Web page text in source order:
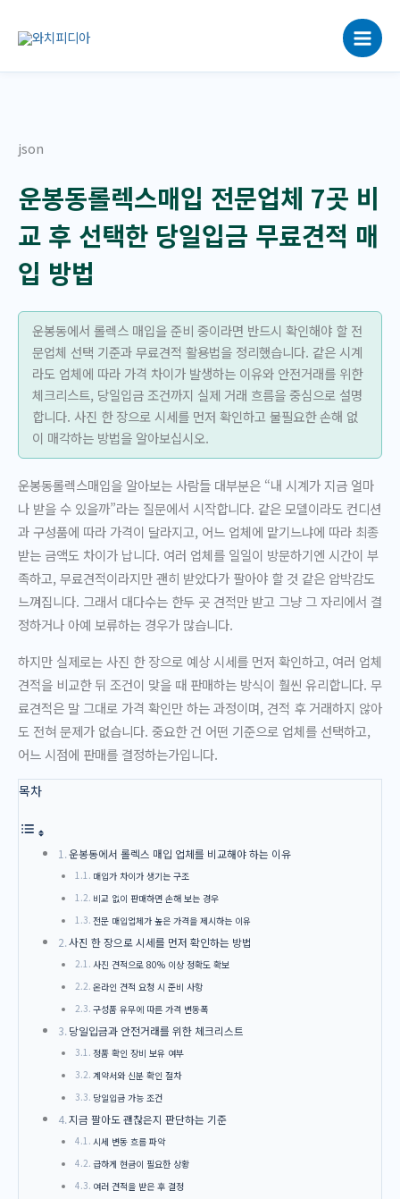
로
json
운봉동롤렉스매입 전문업체 7곳 비
교 후 선택한 당일입금 무료견적 매
입 방법
운봉동에서 롤렉스 매입을 준비 중이라면 반드시 확인해야 할 전
문업체 선택 기준과 무료견적 활용법을 정리했습니다. 같은 시계
라도 업체에 따라 가격 차이가 발생하는 이유와 안전거래를 위한
체크리스트, 당일입금 조건까지 실제 거래 흐름을 중심으로 설명
합니다. 사진 한 장으로 시세를 먼저 확인하고 불필요한 손해 없
이 매각하는 방법을 알아보십시오.
운봉동롤렉스매입을 알아보는 사람들 대부분은 “내 시계가 지금 얼마
나 받을 수 있을까”라는 질문에서 시작합니다. 같은 모델이라도 컨디션
과 구성품에 따라 가격이 달라지고, 어느 업체에 맡기느냐에 따라 최종
받는 금액도 차이가 납니다. 여러 업체를 일일이 방문하기엔 시간이 부
족하고, 무료견적이라지만 괜히 받았다가 팔아야 할 것 같은 압박감도
느껴집니다. 그래서 대다수는 한두 곳 견적만 받고 그냥 그 자리에서 결
정하거나 아예 보류하는 경우가 많습니다.
하지만 실제로는 사진 한 장으로 예상 시세를 먼저 확인하고, 여러 업체
견적을 비교한 뒤 조건이 맞을 때 판매하는 방식이 훨씬 유리합니다. 무
료견적은 말 그대로 가격 확인만 하는 과정이며, 견적 후 거래하지 않아
도 전혀 문제가 없습니다. 중요한 건 어떤 기준으로 업체를 선택하고,
어느 시점에 판매를 결정하는가입니다.
목차
운봉동에서 롤렉스 매입 업체를 비교해야 하는 이유
매입가 차이가 생기는 구조
비교 없이 판매하면 손해 보는 경우
전문 매입업체가 높은 가격을 제시하는 이유
사진 한 장으로 시세를 먼저 확인하는 방법
사진 견적으로 80% 이상 정확도 확보
온라인 견적 요청 시 준비 사항
구성품 유무에 따른 가격 변동폭
당일입금과 안전거래를 위한 체크리스트
정품 확인 장비 보유 여부
계약서와 신분 확인 절차
당일입금 가능 조건
지금 팔아도 괜찮은지 판단하는 기준
시세 변동 흐름 파악
급하게 현금이 필요한 상황
여러 견적을 받은 후 결정